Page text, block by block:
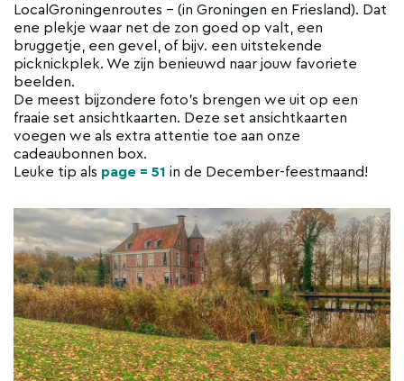
LocalGroningenroutes – (in Groningen en Friesland). Dat
ene plekje waar net de zon goed op valt, een
bruggetje, een gevel, of bijv. een uitstekende
picknickplek. We zijn benieuwd naar jouw favoriete
beelden.
De meest bijzondere foto’s brengen we uit op een
fraaie set ansichtkaarten. Deze set ansichtkaarten
voegen we als extra attentie toe aan onze
cadeaubonnen box.
Leuke tip als page = 51 in de December-feestmaand!